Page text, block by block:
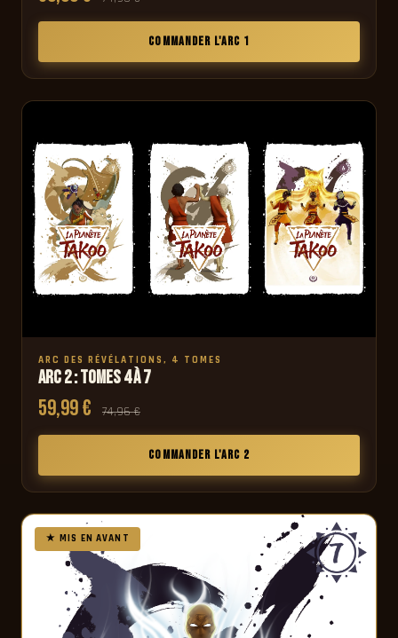
COMMANDER L'ARC 1
ARC DES RÉVÉLATIONS, 4 TOMES
Arc 2 : Tomes 4 à 7
59,99 € 74,96 €
COMMANDER L'ARC 2